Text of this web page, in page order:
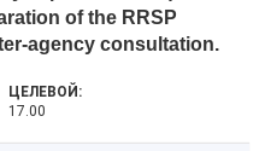
of the RRSP
agency consultation.
17.00